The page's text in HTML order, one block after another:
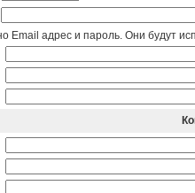
Email адрес и пароль. Они будут